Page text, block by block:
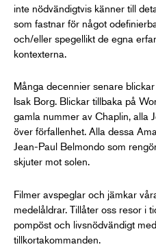
inte nödvändigtvis känner till
som fastnar för något
och/eller spegellikt de egna
kontexterna.
Många decennier senare
Isak Borg. Blickar tillbaka på
gamla nummer av Chaplin, alla
över förfallenhet. Alla dessa
Jean-Paul Belmondo som
skjuter mot solen.
Filmer avspeglar och jämkar
medelåldrar. Tillåter oss resor i
pompöst och livsnödvändigt
tillkortakommanden.